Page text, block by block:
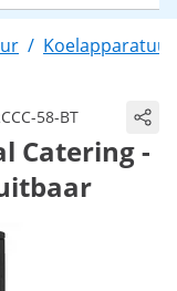
/ Koelapparatuur
58-BT
Catering -